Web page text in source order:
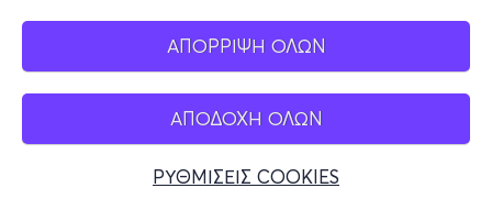
ΑΠΟΡΡΙΨΗ ΟΛΩΝ
ΑΠΟΔΟΧΗ ΟΛΩΝ
ΡΥΘΜΙΣΕΙΣ COOKIES
χαρακτήρα σας. Αυτό σας δίνει τη δυνατότητα π.χ. να
λάβετε ένα αντίγραφο των δεδομένων προσωπικού
χαρακτήρα που διατηρούμε για εσάς και να ελέγξετε
ότι τα επεξεργαζόμαστε νόμιμα. Για να λάβετε το
σχετικό αντίγραφο μπορείτε να απευθυνθείτε στον
Υπεύθυνο Προστασίας Δεδομένων τηςmore.comστο
τηλέφωνο 2117609105 ή στην ηλεκτρονική διεύθυνση